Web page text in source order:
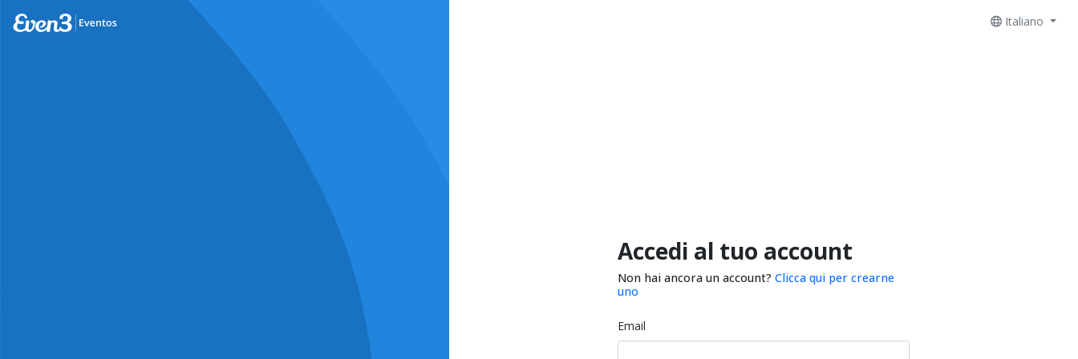
Italiano
Accedi al tuo account
Non hai ancora un account? Clicca qui per crearne
uno
Email